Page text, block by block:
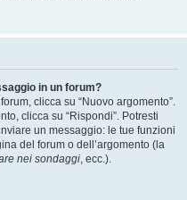
in un forum?
clicca su “Nuovo argomento”.
clicca su “Rispondi”. Potresti
un messaggio: le tue funzioni
del forum o dell’argomento (la
nei sondaggi, ecc.).